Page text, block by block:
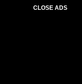
CLOSE ADS